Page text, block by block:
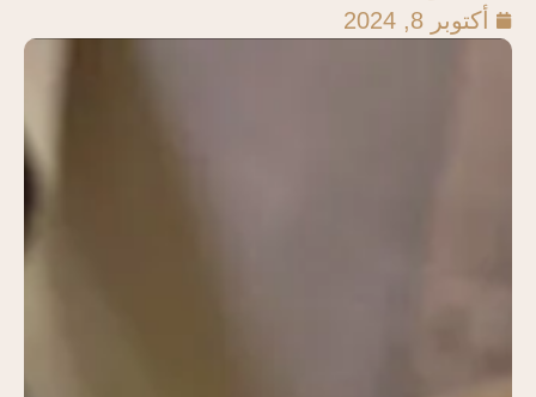
أكتوبر 8, 2024